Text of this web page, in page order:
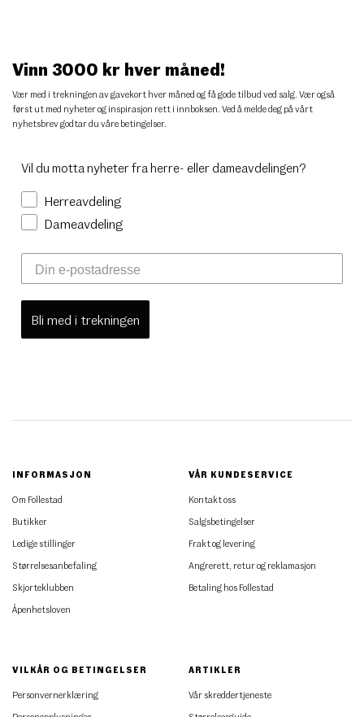
Vinn 3000 kr hver måned!
Vær med i trekningen av gavekort hver måned og få gode tilbud ved salg. Vær også
først ut med nyheter og inspirasjon rett i innboksen. Ved å melde deg på vårt
nyhetsbrev godtar du våre betingelser.
Vil du motta nyheter fra herre- eller dameavdelingen?
Herreavdeling
Dameavdeling
Bli med i trekningen
INFORMASJON
Om Follestad
Butikker
Ledige stillinger
Størrelsesanbefaling
Skjorteklubben
Åpenhetsloven
VÅR KUNDESERVICE
Kontakt oss
Salgsbetingelser
Frakt og levering
Angrerett, retur og reklamasjon
Betaling hos Follestad
VILKÅR OG BETINGELSER
Personvernerklæring
ARTIKLER
Vår skreddertjeneste